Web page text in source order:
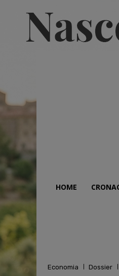
HOME
Economia Dossier